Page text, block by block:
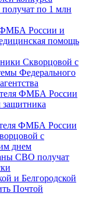
по 1 млн
ФМБА России и
помощь
Скворцовой с
Федерального
ФМБА России
ФМБА России
с
днем
СВО получат
и Белгородской
Почтой